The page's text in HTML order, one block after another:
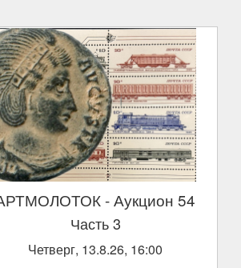
АРТМОЛОТОК- Аукцион 54
Часть 3
Четверг, 13.8.26, 16:00